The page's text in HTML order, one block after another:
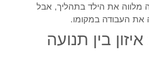
מלווה את הילד בתהליך, אבל
את העבודה במקומו.
בין תנועה